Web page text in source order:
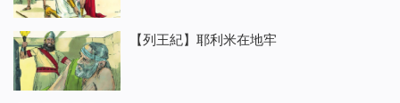
【列王紀】耶利米在地牢